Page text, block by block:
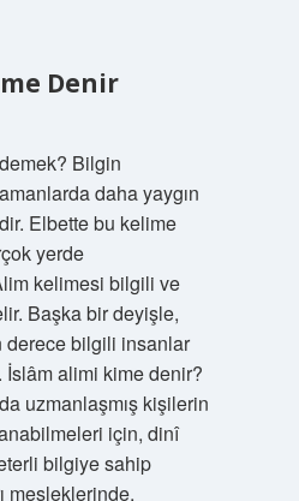
Denir
Bilgin
daha yaygın
Elbette bu kelime
yerde
kelimesi bilgili ve
Başka bir deyişle,
derece bilgili insanlar
alimi kime denir?
uzmanlaşmış kişilerin
için, dinî
bilgiye sahip
mesleklerinde,